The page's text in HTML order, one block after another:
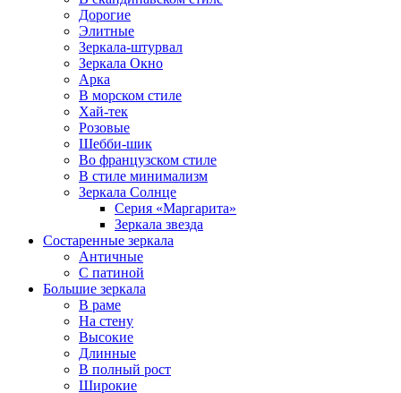
Дорогие
Элитные
Зеркала-штурвал
Зеркала Окно
Арка
В морском стиле
Хай-тек
Розовые
Шебби-шик
Во французском стиле
В стиле минимализм
Зеркала Солнце
Серия «Маргарита»
Зеркала звезда
Состаренные зеркала
Античные
С патиной
Большие зеркала
В раме
На стену
Высокие
Длинные
В полный рост
Широкие